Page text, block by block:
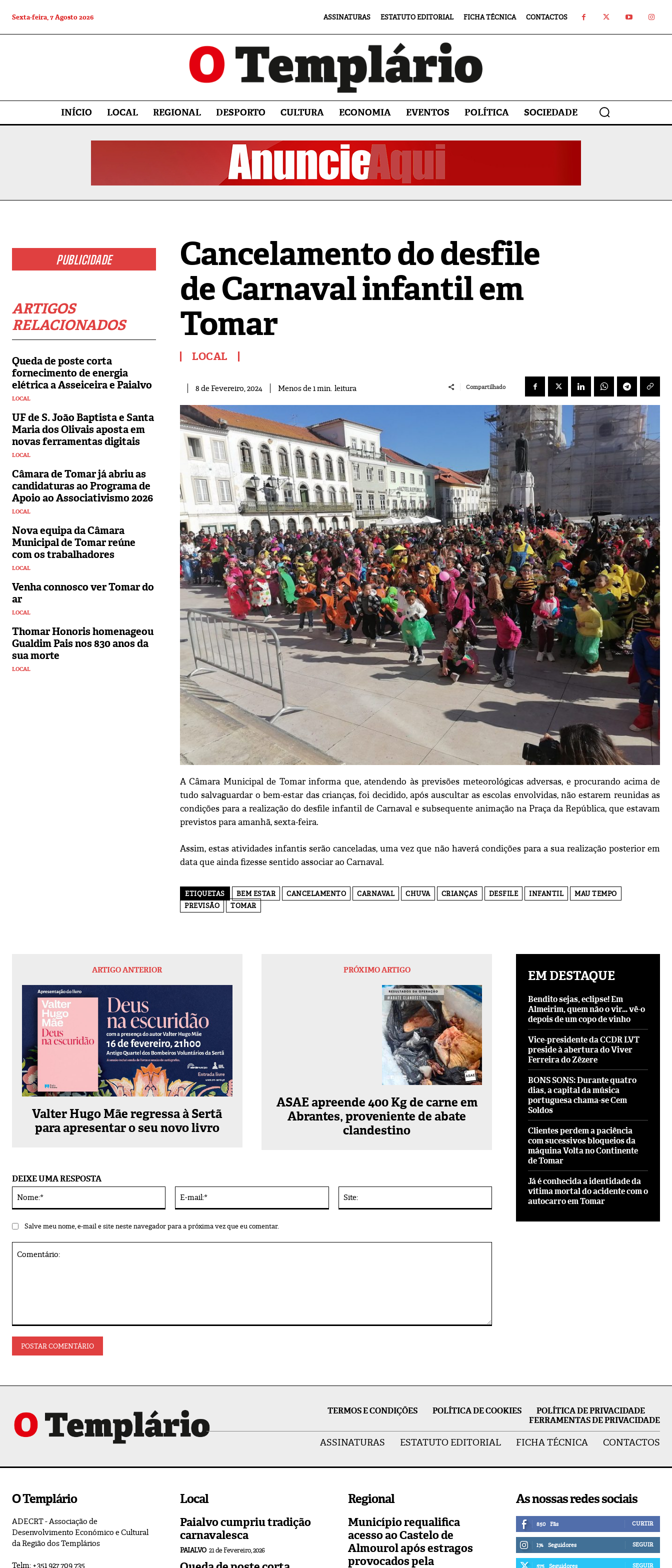
Sexta-feira, 7 Agosto 2026 ASSINATURAS ESTATUTO EDITORIAL FICHA TÉCNICA CONTACTOS
INÍCIO LOCAL REGIONAL DESPORTO CULTURA ECONOMIA EVENTOS POLÍTICA SOCIEDADE
PUBLICIDADE
ARTIGOS
RELACIONADOS
Queda de poste corta
fornecimento de energia
elétrica a Asseiceira e Paialvo
LOCAL
UF de S. João Baptista e Santa
Maria dos Olivais aposta em
novas ferramentas digitais
LOCAL
Câmara de Tomar já abriu as
candidaturas ao Programa de
Apoio ao Associativismo 2026
LOCAL
Nova equipa da Câmara
Municipal de Tomar reúne
com os trabalhadores
LOCAL
Venha connosco ver Tomar do
ar
LOCAL
Thomar Honoris homenageou
Gualdim Pais nos 830 anos da
sua morte
LOCAL
Cancelamento do desfile
de Carnaval infantil em
Tomar
LOCAL
8 de Fevereiro, 2024 Menos de 1min. leitura Compartilhado
A Câmara Municipal de Tomar informa que, atendendo às previsões meteorológicas adversas, e procurando acima de
tudo salvaguardar o bem-estar das crianças, foi decidido, após auscultar as escolas envolvidas, não estarem reunidas as
condições para a realização do desfile infantil de Carnaval e subsequente animação na Praça da República, que estavam
previstos para amanhã, sexta-feira.
Assim, estas atividades infantis serão canceladas, uma vez que não haverá condições para a sua realização posterior em
data que ainda fizesse sentido associar ao Carnaval.
ETIQUETAS BEM ESTAR CANCELAMENTO CARNAVAL CHUVA CRIANÇAS DESFILE INFANTIL
MAU TEMPO
PREVISÃO
TOMAR
ARTIGO ANTERIOR
Valter Hugo Mãe regressa à Sertã
para apresentar o seu novo livro
PRÓXIMO ARTIGO
ASAE apreende 400 Kg de carne em
Abrantes, proveniente de abate
clandestino
DEIXE UMA RESPOSTA
mail:*
Salve meu nome, e-mail e site neste navegador para a próxima vez que eu comentar.
EM DESTAQUE
Bendito sejas, eclipse! Em
Almeirim, quem não o vir… vê-o
depois de um copo de vinho
Vice-presidente da CCDR LVT
preside à abertura do Viver
Ferreira do Zêzere
BONS SONS: Durante quatro
dias, a capital da música
portuguesa chama-se Cem
Soldos
Clientes perdem a paciência
com sucessivos bloqueios da
máquina Volta no Continente
de Tomar
Já é conhecida a identidade da
vítima mortal do acidente com o
autocarro em Tomar
TERMOS E CONDIÇÕES POLÍTICA DE COOKIES
POLÍTICA DE PRIVACIDADE
FERRAMENTAS DE PRIVACIDADE
ASSINATURAS ESTATUTO EDITORIAL FICHA TÉCNICA CONTACTOS
O Templário
ADECRT - Associação de
Desenvolvimento Económico e Cultural
da Região dos Templários
Telm: +351 927 709 735
Local
Paialvo cumpriu tradição
carnavalesca
PAIALVO 21 de Fevereiro, 2026
Regional
Município requalifica
acesso ao Castelo de
Almourol após estragos
provocados pela
As nossas redes sociais
850 Fãs CURTIR
174 Seguidores SEGUIR
575 Seguidores SEGUIR